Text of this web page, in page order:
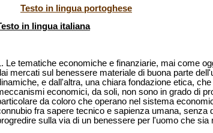
Testo in lingua portoghese
in lingua italiana
Le tematiche economiche e finanziarie, mai come
mercati sul benessere materiale di buona parte
e dall'altra, una chiara fondazione etica,
economici, da soli, non sono in grado di
da coloro che operano nel sistema
fra sapere tecnico e sapienza umana,
sulla via di un benessere per l'uomo che sia